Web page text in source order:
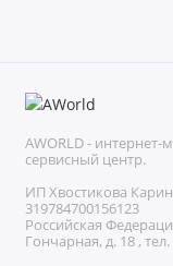
AWORLD -
сервисный центр.
ИП Хвостикова
319784700156123
Российская
Гончарная, д. 18 ,